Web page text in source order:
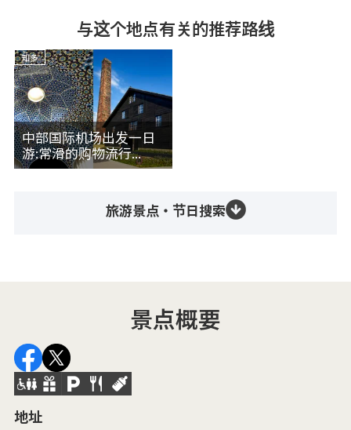
与这个地点有关的推荐路线
知多
中部国际机场出发一日
游:常滑的购物流行...
旅游景点・节日搜索
景点概要
地址